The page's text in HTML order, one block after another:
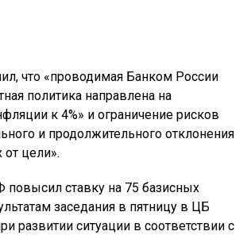
что «проводимая Банком России
политика направлена на
к 4%» и ограничение рисков
и продолжительного отклонения
цели».
повысил ставку на 75 базисных
заседания в пятницу в ЦБ
развитии ситуации в соответствии с